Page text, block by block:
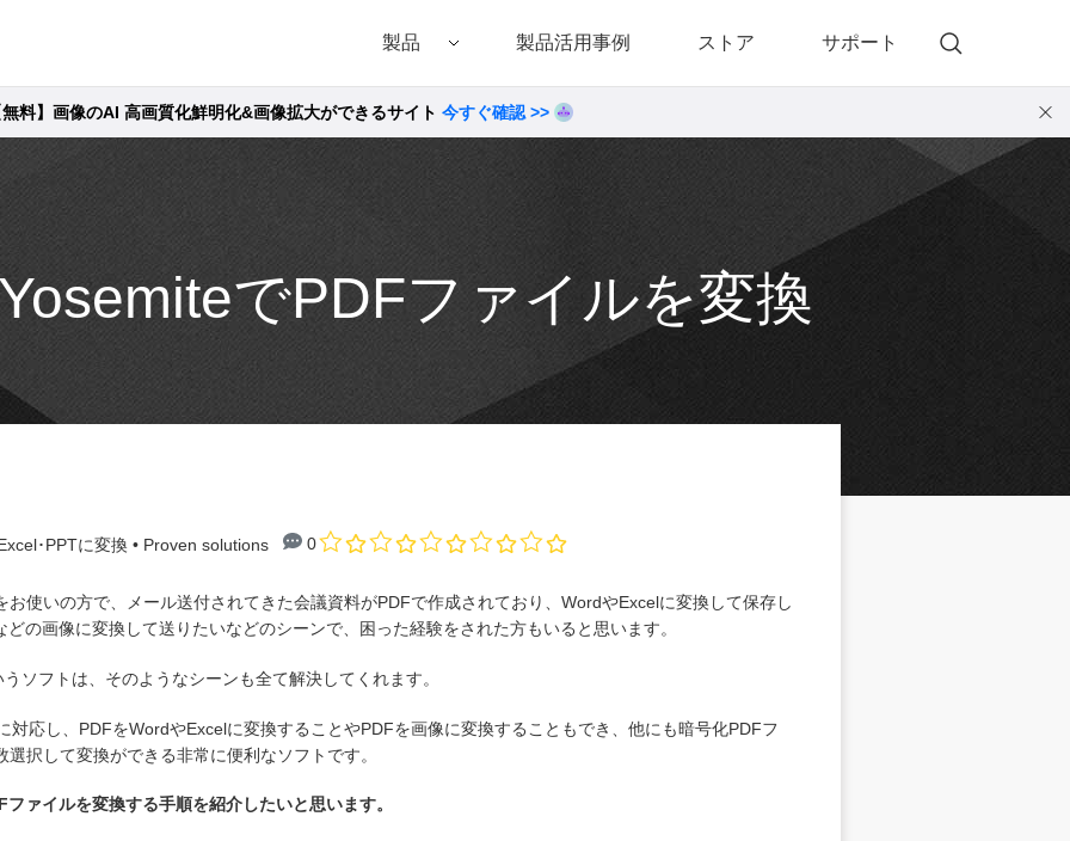
製品
Filmora（フィモーラ）
• Filmora for Windows
• Filmora for Mac
UniConverter(スーパーメディア変換!)
• UniConverter for Windows
• UniConverter for Mac
DVD Memory（DVDメモリー）
• DVD Memory for Windows
• DVD Memory for Mac
動画・音楽変換プロ
• 動画・音楽変換6！プロ for Windows
• 動画・音楽変換3！プロ for Mac
製品活用事例 ストア サポート
料】画像のAI 高画質化鮮明化&画像拡大ができるサイト 今すぐ確認 >>
でPDFファイルを変換
･PPTに変換 • Proven solutions 0
使いの方で、メール送付されてきた会議資料がPDFで作成されており、WordやExcelに変換して保存し
の画像に変換して送りたいなどのシーンで、困った経験をされた方もいると思います。
ソフトは、そのようなシーンも全て解決してくれます。
対応し、PDFをWordやExcelに変換することやPDFを画像に変換することもでき、他にも暗号化PDFフ
択して変換ができる非常に便利なソフトです。
ァイルを変換する手順を紹介したいと思います。